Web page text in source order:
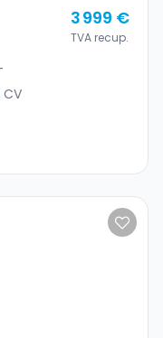
3 999 €
TVA recup.
CV